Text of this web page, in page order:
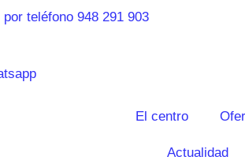
El centro
Actualidad